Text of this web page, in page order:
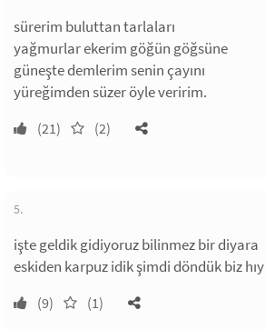
sürerim buluttan tarlaları
yağmurlar ekerim göğün göğsüne
güneşte demlerim senin çayını
yüreğimden süzer öyle veririm.
(21) (2)
5.
işte geldik gidiyoruz bilinmez bir diyara
eskiden karpuz idik şimdi döndük biz
(9) (1)